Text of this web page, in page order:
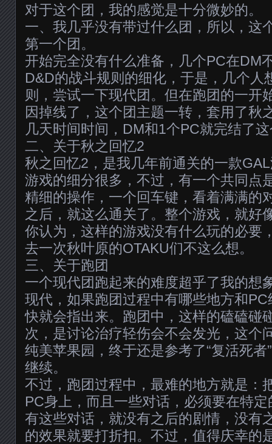
对于这个团，我的感觉是十分微妙的。
一、我几乎没有带过什么团，所以，这
第一个团。
开始完全没有什么准备，几个PC在DM
D&D的战斗规则的细化，于是，几个人
则，尝试一下现代团。但在跑团的一开
因掉线了，这个团主题一转，套用了秋
几天时间时间，DM和1个PC就完结了
二、关于秋之回忆2
秋之回忆2，是我几年前通关的一款
游戏的细分很多，不过，有一个共同点
精细的操作，一个回车键，看着满满的
之后，就这么通关了。整个游戏，就好
你认为，这样的游戏没有什么玩的必要
去一次秋叶原的OTAKU们不这么想。
三、关于跑团
一个现代团跑起来的难度超乎了我的想
现代，如果跑团过程中有哪些地方和
快就会指出来。跑团中，这样的磕磕碰
次，是讨论治疗轻伤会不会发光，这个
纯美苹果园，终于还是参考了“复活死
继续。
不过，跑团过程中，最难的地方就是：
PC身上，而且一些对话，必须要在特
有这些对话，就没有之后的剧情，没有
的效果就要打折扣。不过，值得庆幸的